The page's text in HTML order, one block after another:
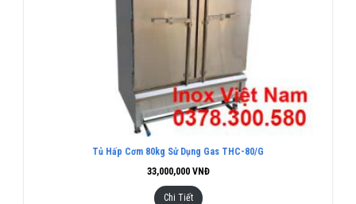
Tủ Hấp Cơm 80kg Sử Dụng Gas THC-80/G
33,000,000VNĐ
Chi Tiết